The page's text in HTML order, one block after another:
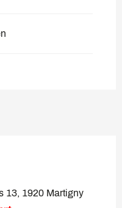
13, 1920 Martigny